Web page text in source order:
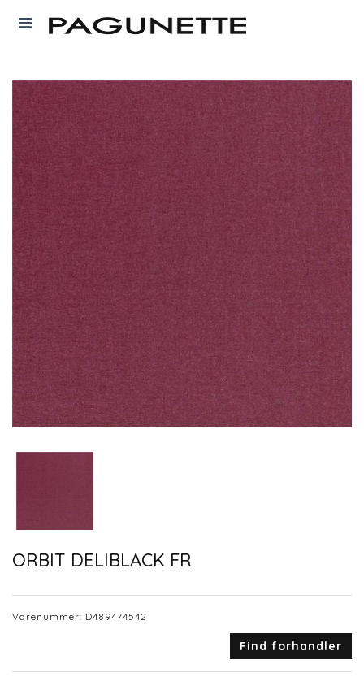
ORBIT DELIBLACK FR
Varenummer: D489474542
Find forhandler